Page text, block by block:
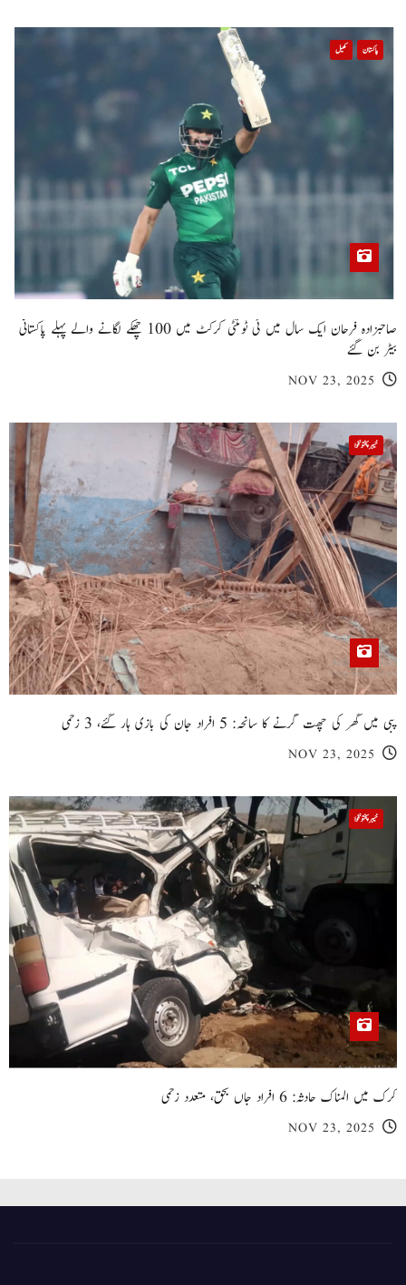
پاکستان کھیل
صاحبزادہ فرحان ایک سال میں ٹی ٹوئنٹی کرکٹ میں 100 چھکے لگانے والے پہلے پاکستانی
بیٹر بن گئے
NOV 23, 2025
خیبر پختونخوا
پبی میں گھر کی چھت گرنے کا سانحہ: 5 افراد جان کی بازی ہار گئے، 3 زخمی
NOV 23, 2025
خیبر پختونخوا
کرک میں المناک حادثہ: 6 افراد جاں بحق، متعدد زخمی
NOV 23, 2025